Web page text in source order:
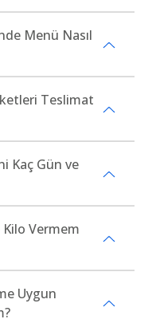
Menü Nasıl
Teslimat
Kaç Gün ve
Vermem
Uygun